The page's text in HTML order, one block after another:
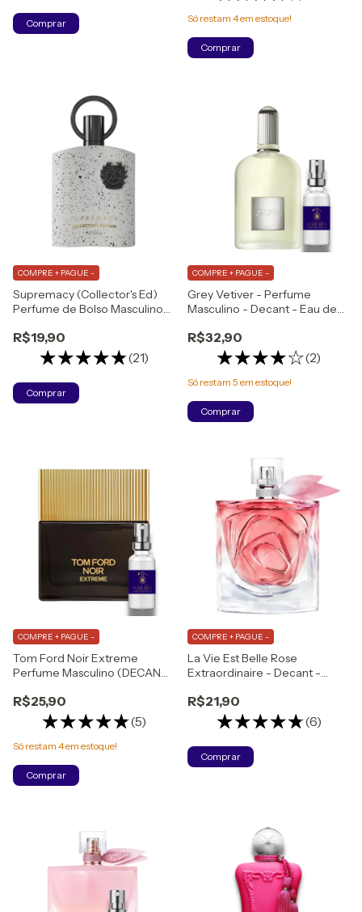
Comprar Só restam 4em estoque!
Comprar
Supremacy (Collector's Ed)
Perfume de Bolso Masculino
R$19,90
(21)
COMPRE + PAGUE -
Comprar
Grey Vetiver - Perfume
Masculino - Decant - Eau de
R$32,90
(2)
COMPRE + PAGUE -
Só restam 5 em estoque!
Comprar
Tom Ford Noir Extreme
Perfume Masculino (DECANT)
R$25,90
(5)
COMPRE + PAGUE -
Só restam 4em estoque!
Comprar
La Vie Est Belle Rose
Extraordinaire - Decant -
R$21,90
(6)
COMPRE + PAGUE -
Comprar